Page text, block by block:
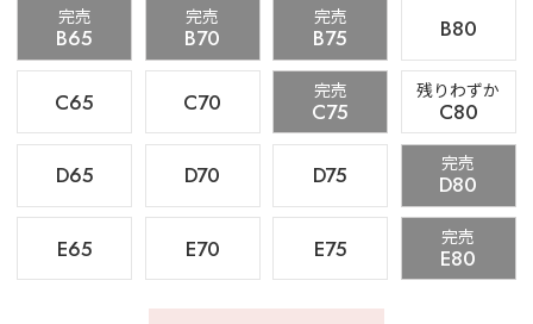
完売
B65
完売
B70
完売
B75 B80
C65 C70 完売
C75
残りわずか
C80
D65 D70 D75 完売
D80
E65 E70 E75 完売
E80